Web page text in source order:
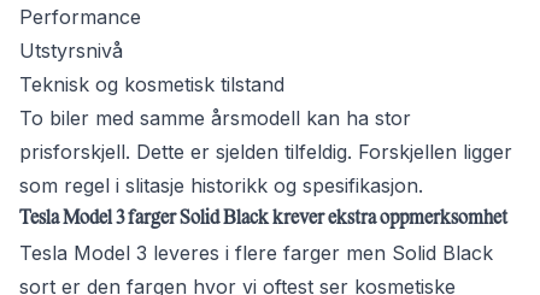
Performance
Utstyrsnivå
Teknisk og kosmetisk tilstand
To biler med samme årsmodell kan ha stor
prisforskjell. Dette er sjelden tilfeldig. Forskjellen ligger
som regel i slitasje historikk og spesifikasjon.
Tesla Model 3 farger Solid Black krever ekstra oppmerksomhet
Tesla Model 3 leveres i flere farger men Solid Black
sort er den fargen hvor vi oftest ser kosmetiske